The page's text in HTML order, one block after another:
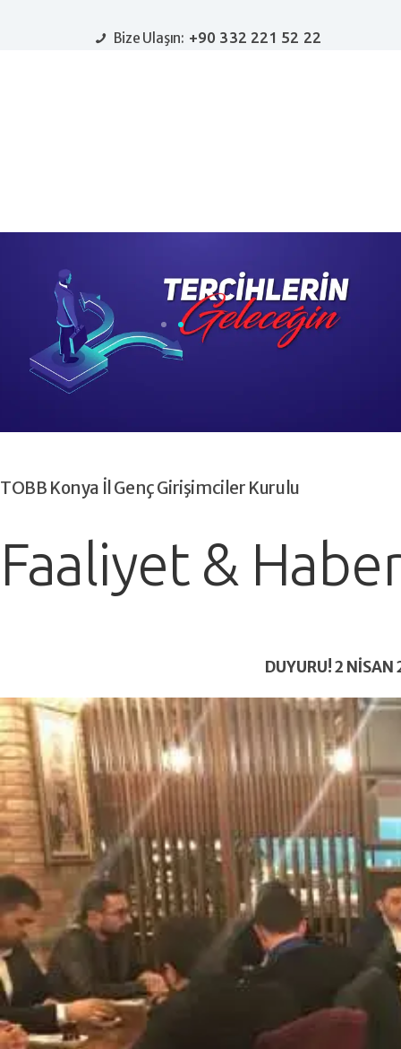
Bize Ulaşın: +90 332 221 52 22
Haberler
Girişimci Köşesi
İletişim
Bir İş Fikrim Var!
TOBB Konya İl Genç Girişimciler Kurulu
Faaliyet &
DUYURU! 2 NİSAN 2019 TARİHLİ